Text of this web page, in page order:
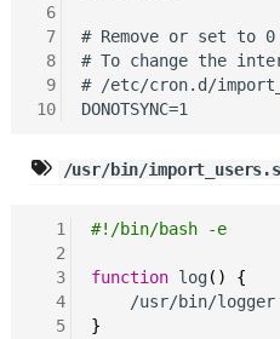
6
7
8
9
10
# Remove or set to
# To change the
# /etc/cron.d/
DONOTSYNC=1
/usr/bin/
  1
  2
  3
  4
  5
#!/bin/bash -e
function log()
{
/usr/bin/
}